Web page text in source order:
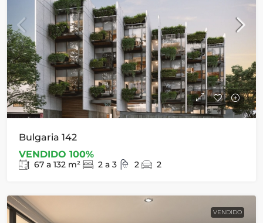
Bulgaria 142
VENDIDO 100%
67 a 132 m² 2 a 3 2 2
VENDIDO